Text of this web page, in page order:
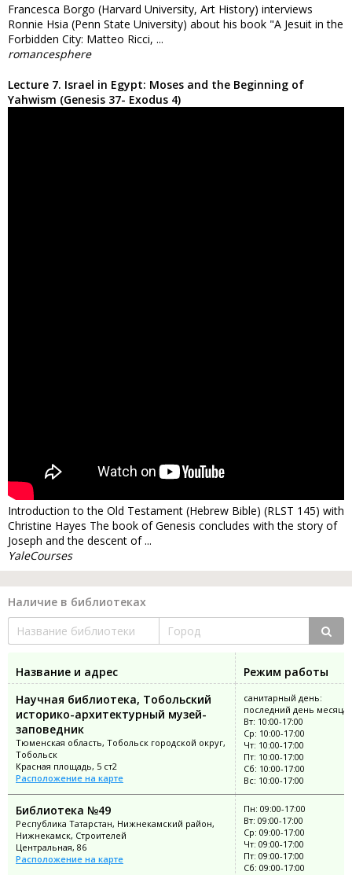
Francesca Borgo (Harvard University, Art History) interviews
Ronnie Hsia (Penn State University) about his book "A Jesuit in the
Forbidden City: Matteo Ricci, ...
romancesphere
Lecture 7. Israel in Egypt: Moses and the Beginning of
Yahwism (Genesis 37- Exodus 4)
Introduction to the Old Testament (Hebrew Bible) (RLST 145) with
Christine Hayes The book of Genesis concludes with the story of
Joseph and the descent of ...
YaleCourses
Наличие в библиотеках
Название и адрес
Режим работы
Научная библиотека, Тобольский
историко-архитектурный музей-
заповедник
Тюменская область, Тобольск городской округ,
Тобольск
Красная площадь, 5 ст2
Расположение на карте
санитарный день:
последний день месяца
Вт: 10:00-17:00
Ср: 10:00-17:00
Чт: 10:00-17:00
Пт: 10:00-17:00
Сб: 10:00-17:00
Вс: 10:00-17:00
Библиотека №49
Республика Татарстан, Нижнекамский район,
Нижнекамск, Строителей
Центральная, 86
Расположение на карте
Пн: 09:00-17:00
Вт: 09:00-17:00
Ср: 09:00-17:00
Чт: 09:00-17:00
Пт: 09:00-17:00
Сб: 09:00-17:00